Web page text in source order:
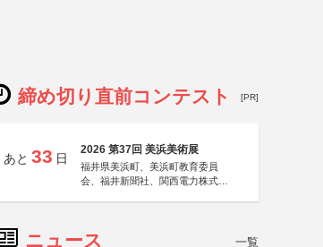
締め切り直前コンテスト [PR]
あと 33 日
2026 第37回 美浜美術展
福井県美浜町、美浜町教育委員
会、福井新聞社、関西電力株式会
ニュース 一覧